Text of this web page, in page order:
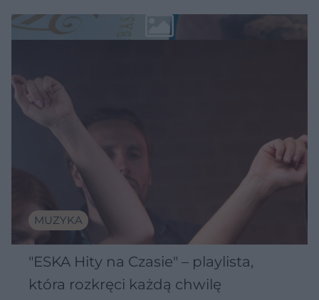
MUZYKA
"ESKA Hity na Czasie" – playlista,
która rozkręci każdą chwilę